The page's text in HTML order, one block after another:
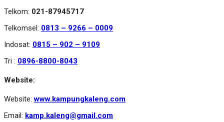
Telkom: 021-87945717
Telkomsel: 0813 – 9266 – 0009
Indosat: 0815 – 902 – 9109
Tri : 0896-8800-8043
Website:
Website:www.kampungkaleng.com
Email: kamp.kaleng@gmail.com